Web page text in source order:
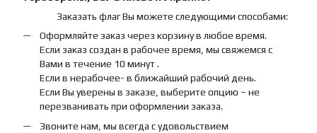
Заказать флаг Вы можете следующими способами:
Оформляйте заказ через корзину в любое время.
Если заказ создан в рабочее время, мы свяжемся с
Вами в течение 10 минут .
Если в нерабочее- в ближайший рабочий день.
Если Вы уверены в заказе, выберите опцию – не
перезванивать при оформлении заказа.
Звоните нам, мы всегда с удовольствием